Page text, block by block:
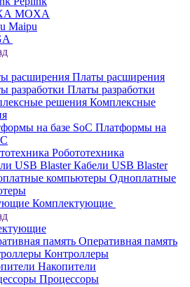
MOXA
Maipu
Платы расширения
Платы разработки
Комплексные
Платформы на
Робототехника
Кабели USB Blaster
Одноплатные
Комплектующие
Оперативная память
Контроллеры
Накопители
Процессоры